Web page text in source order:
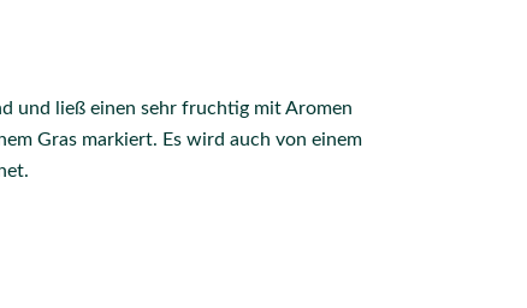
und ließ einen sehr fruchtig mit Aromen
Gras markiert. Es wird auch von einem